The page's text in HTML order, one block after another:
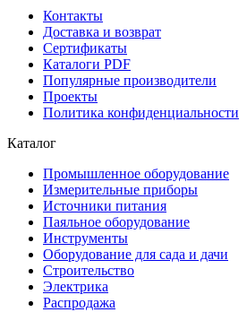
Контакты
Доставка и возврат
Сертификаты
Каталоги PDF
Популярные производители
Проекты
Политика конфиденциальности
Каталог
Промышленное оборудование
Измерительные приборы
Источники питания
Паяльное оборудование
Инструменты
Оборудование для сада и дачи
Строительство
Электрика
Распродажа